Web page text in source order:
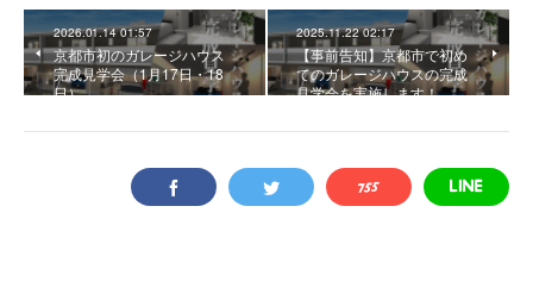
2026.01.14 01:57
京都市初のガレージハウス
完成見学会（1月17日・18
日）
2025.11.22 02:17
【事前告知】京都市で初め
てのガレージハウスの完成
見学会を実施します！